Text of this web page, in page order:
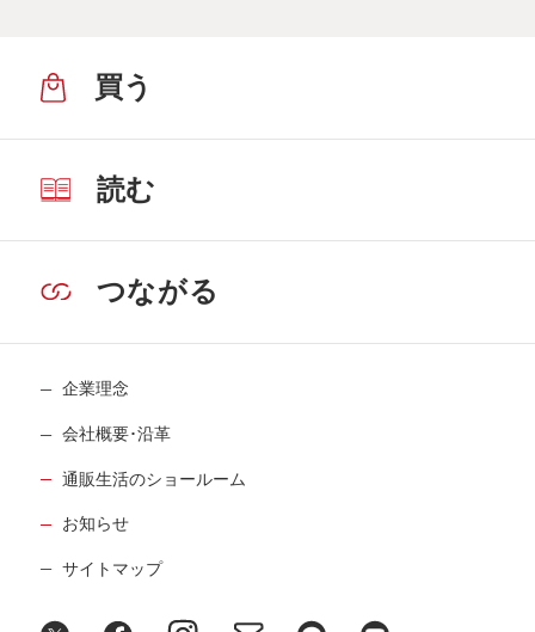
買う
読む
つながる
企業理念
会社概要･沿革
通販生活のショールーム
お知らせ
サイトマップ